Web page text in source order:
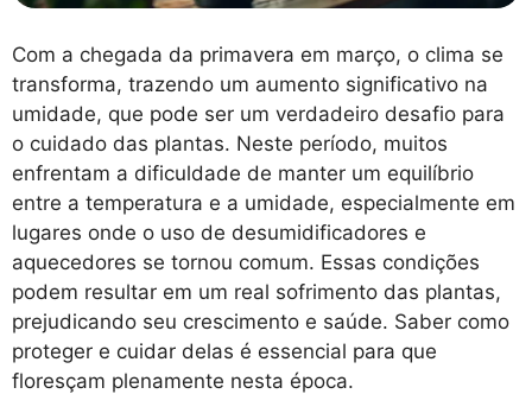
Com a chegada da primavera em março, o clima se
transforma, trazendo um aumento significativo na
umidade, que pode ser um verdadeiro desafio para
o cuidado das plantas. Neste período, muitos
enfrentam a dificuldade de manter um equilíbrio
entre a temperatura e a umidade, especialmente em
lugares onde o uso de desumidificadores e
aquecedores se tornou comum. Essas condições
podem resultar em um real sofrimento das plantas,
prejudicando seu crescimento e saúde. Saber como
proteger e cuidar delas é essencial para que
floresçam plenamente nesta época.